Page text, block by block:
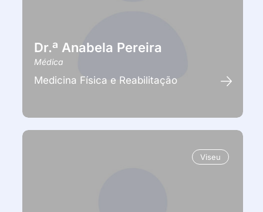
Dr.ª Anabela Pereira
Médica
Medicina Física e Reabilitação
Viseu